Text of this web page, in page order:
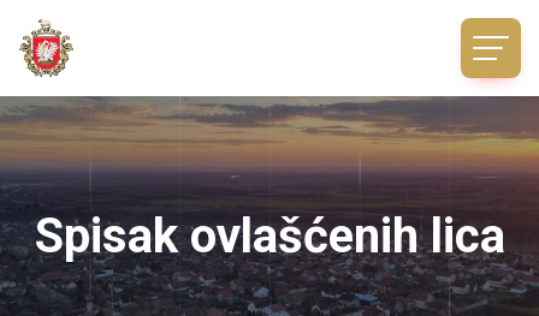
Spisak ovlašćenih lica